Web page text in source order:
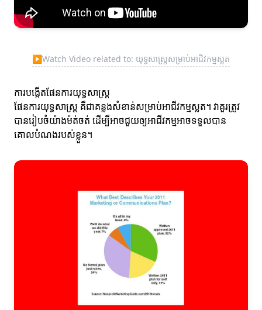
▶Watch Video related to: យុទ្ធសាស្ត្រសម្រាប់អាជីវកម្មស្លត
ការបង្កើតផែនការយុទ្ធសាស្ត្រ
ផែនការយុទ្ធសាស្ត្រ គឺជាគន្លងសំខាន់សម្រាប់អាជីវកម្មស្លត។ វាគួរត្រូវ
បានរៀបចំយ៉ាងម៉ត់ចត់ ដើម្បីអាចជួយឲ្យអាជីវកម្មអាចទទួលបាន
គោលបំណងរបស់ខ្លួន។